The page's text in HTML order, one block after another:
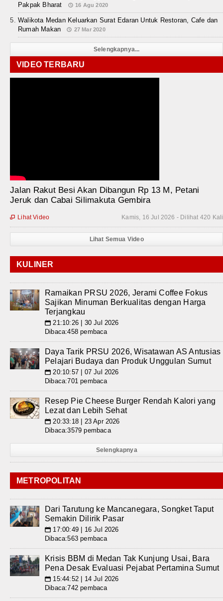
Pakpak Bharat
16 Agu 2020
Walikota Medan Keluarkan Surat Edaran Untuk Restoran, Cafe dan
Rumah Makan
27 Mar 2020
Selengkapnya...
VIDEO TERBARU
Jalan Rakut Besi Akan Dibangun Rp 13 M, Petani
Jeruk dan Cabai Silimakuta Gembira
Kamis, 16 Jul 2026 - Dilihat 420 Kali
 Lihat Video
Lihat Semua Video
KULINER
Ramaikan PRSU 2026, Jerami Coffee Fokus
Sajikan Minuman Berkualitas dengan Harga
Terjangkau
📅 21:10:26 | 30 Jul 2026
Dibaca:458 pembaca
Daya Tarik PRSU 2026, Wisatawan AS Antusias
Pelajari Budaya dan Produk Unggulan Sumut
📅 20:10:57 | 07 Jul 2026
Dibaca:701 pembaca
Resep Pie Cheese Burger Rendah Kalori yang
Lezat dan Lebih Sehat
📅 20:33:18 | 23 Apr 2026
Dibaca:3579 pembaca
Selengkapnya
METROPOLITAN
Dari Tarutung ke Mancanegara, Songket Taput
Semakin Dilirik Pasar
📅 17:00:49 | 16 Jul 2026
Dibaca:563 pembaca
Krisis BBM di Medan Tak Kunjung Usai, Bara
Pena Desak Evaluasi Pejabat Pertamina Sumut
📅 15:44:52 | 14 Jul 2026
Dibaca:742 pembaca